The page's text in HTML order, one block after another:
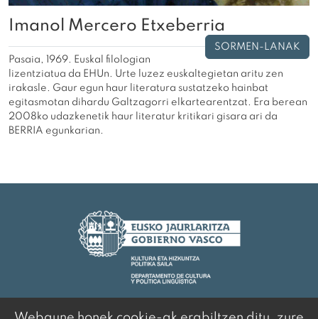
Imanol Mercero Etxeberria
SORMEN-LANAK
Pasaia, 1969. Euskal filologian
lizentziatua da EHUn. Urte luzez euskaltegietan aritu zen
irakasle. Gaur egun haur literatura sustatzeko hainbat
egitasmotan dihardu Galtzagorri elkartearentzat. Era berean
2008ko udazkenetik haur literatur kritikari gisara ari da
BERRIA egunkarian.